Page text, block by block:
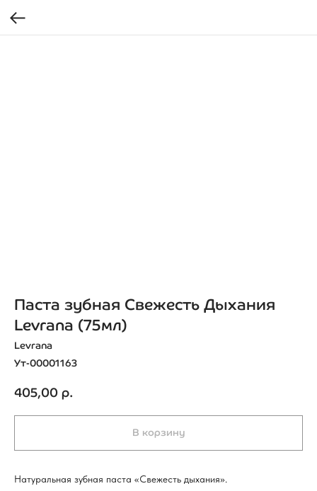
Паста зубная Свежесть Дыхания
Levrana (75мл)
Levrana
Ут-00001163
405,00 р.
В корзину
Натуральная зубная паста «Свежесть дыхания».